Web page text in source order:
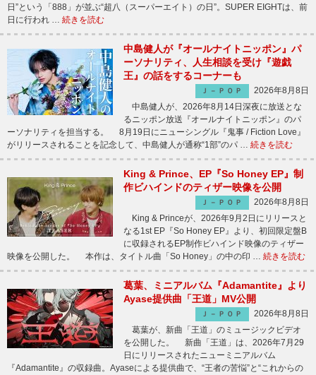
日”という「888」が並ぶ“超八（スーパーエイト）の日”。SUPER EIGHTは、前
日に行われ … 続きを読む
中島健人が『オールナイトニッポン』パ
ーソナリティ、人生相談を受け『遊戯
王』の話をするコーナーも
Ｊ－ＰＯＰ
2026年8月8日
中島健人が、2026年8月14日深夜に放送とな
るニッポン放送『オールナイトニッポン』のパ
ーソナリティを担当する。 8月19日にニューシングル『鬼事 / Fiction Love』
がリリースされることを記念して、中島健人が通称“1部”のパ … 続きを読む
King & Prince、EP『So Honey EP』制
作ビハインドのティザー映像を公開
Ｊ－ＰＯＰ
2026年8月8日
King & Princeが、2026年9月2日にリリースと
なる1st EP『So Honey EP』より、初回限定盤B
に収録されるEP制作ビハインド映像のティザー
映像を公開した。 本作は、タイトル曲「So Honey」の中の印 … 続きを読む
葛葉、ミニアルバム『Adamantite』より
Ayase提供曲「王道」MV公開
Ｊ－ＰＯＰ
2026年8月8日
葛葉が、新曲「王道」のミュージックビデオ
を公開した。 新曲「王道」は、2026年7月29
日にリリースされたニューミニアルバム
『Adamantite』の収録曲。Ayaseによる提供曲で、“王者の苦悩”と“これからの